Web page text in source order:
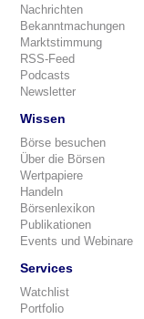
Nachrichten
Bekanntmachungen
Marktstimmung
RSS-Feed
Podcasts
Newsletter
Wissen
Börse besuchen
Über die Börsen
Wertpapiere
Handeln
Börsenlexikon
Publikationen
Events und Webinare
Services
Watchlist
Portfolio